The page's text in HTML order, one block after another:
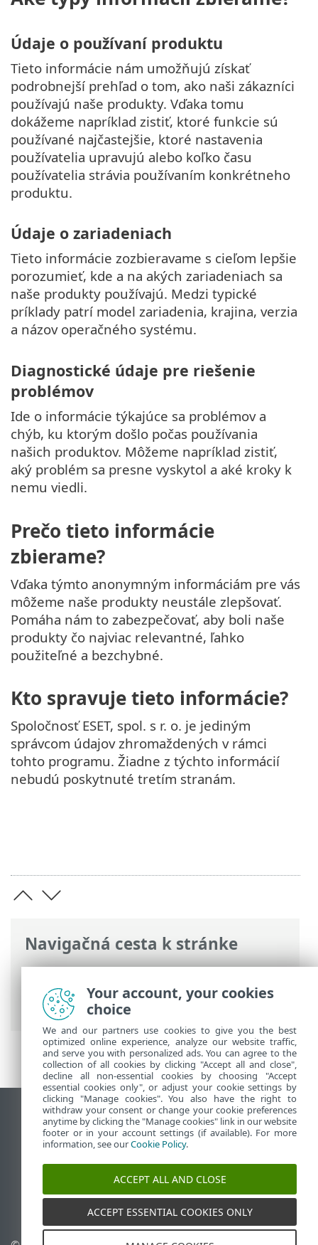
Navigačná cesta k stránke
ESET Online pomocník>ESET Safe Server
Právne dokumenty > Program
zvyšovania spokojnosti zákazníkov
Údaje o používaní produktu
Tieto informácie nám umožňujú získať
podrobnejší prehľad o tom, ako naši zákazníci
používajú naše produkty. Vďaka tomu
dokážeme napríklad zistiť, ktoré funkcie sú
používané najčastejšie, ktoré nastavenia
používatelia upravujú alebo koľko času
používatelia strávia používaním konkrétneho
produktu.
Údaje o zariadeniach
Tieto informácie zozbieravame s cieľom lepšie
porozumieť, kde a na akých zariadeniach sa
naše produkty používajú. Medzi typické
príklady patrí model zariadenia, krajina, verzia
a názov operačného systému.
Diagnostické údaje pre riešenie
problémov
Ide o informácie týkajúce sa problémov a
chýb, ku ktorým došlo počas používania
našich produktov. Môžeme napríklad zistiť,
aký problém sa presne vyskytol a aké kroky k
nemu viedli.
Prečo tieto informácie
zbierame?
Vďaka týmto anonymným informáciám pre vás
môžeme naše produkty neustále zlepšovať.
Pomáha nám to zabezpečovať, aby boli naše
produkty čo najviac relevantné, ľahko
použiteľné a bezchybné.
Kto spravuje tieto informácie?
Spoločnosť ESET, spol. s r. o. je jediným
správcom údajov zhromaždených v rámci
tohto programu. Žiadne z týchto informácií
nebudú poskytnuté tretím stranám.
Zobraziť stránku ako na počítači
End of Life
Databáza znalostí ESET
ESET Fórum
ESET Status Portal
Technická podpora
Your account, your cookies
choice
We and our partners use cookies to give you the best
optimized online experience, analyze our website traffic,
and serve you with personalized ads. You can agree to the
collection of all cookies by clicking "Accept all and close",
decline all non-essential cookies by choosing "Accept
essential cookies only", or adjust your cookie settings by
clicking "Manage cookies". You also have the right to
withdraw your consent or change your cookie preferences
anytime by clicking the "Manage cookies" link in our website
footer or in your account settings (if available). For more
information, see ourCookie Policy.
ACCEPT ALL AND CLOSE
ACCEPT ESSENTIAL COOKIES ONLY